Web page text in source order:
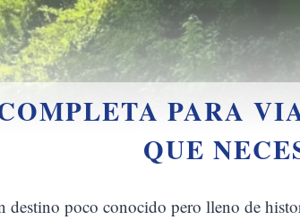
PARA
QUE
destino poco conocido pero lleno de